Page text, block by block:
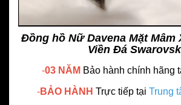
Đồng hồ Nữ Davena Mặt Mâm
Viền Đá
-03 NĂM Bảo hành chính hãng
-BẢO HÀNH Trực tiếp tại Trung